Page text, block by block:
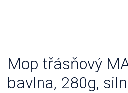
Mop třásňový
bavlna, 280g,